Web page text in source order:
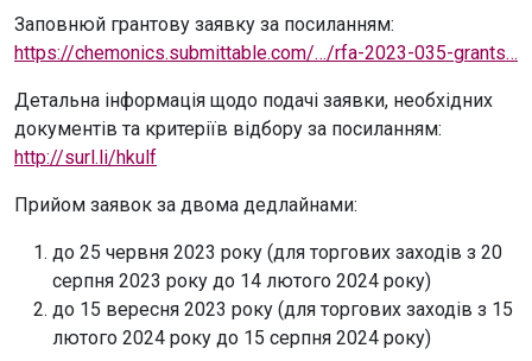
Заповнюй грантову заявку за посиланням:
https://chemonics.submittable.com/…/rfa-2023-035-grants…
Детальна інформація щодо подачі заявки, необхідних
документів та критеріїв відбору за посиланням:
http://surl.li/hkulf
Прийом заявок за двома дедлайнами:
до 25 червня 2023 року (для торгових заходів з 20
серпня 2023 року до 14 лютого 2024 року)
до 15 вересня 2023 року (для торгових заходів з 15
лютого 2024 року до 15 серпня 2024 року)